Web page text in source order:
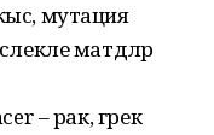
мутация
матдәләр
– рак, грек